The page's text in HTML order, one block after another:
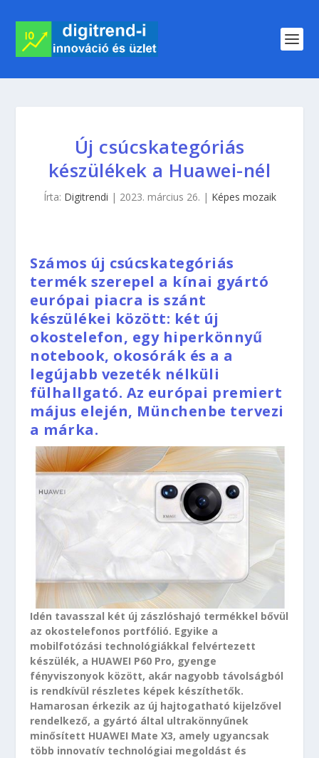
Új csúcskategóriás
készülékek a Huawei-nél
Írta: Digitrendi | 2023. március 26. | Képes mozaik
Számos új csúcskategóriás
termék szerepel a kínai gyártó
európai piacra is szánt
készülékei között: két új
okostelefon, egy hiperkönnyű
notebook, okosórák és a a
legújabb vezeték nélküli
fülhallgató. Az európai premiert
május elején, Münchenbe tervezi
a márka.
Idén tavasszal két új zászlóshajó termékkel bővül
az okostelefonos portfólió. Egyike a
mobilfotózási technológiákkal felvértezett
készülék, a HUAWEI P60 Pro, gyenge
fényviszonyok között, akár nagyobb távolságból
is rendkívül részletes képek készíthetők.
Hamarosan érkezik az új hajtogatható kijelzővel
rendelkező, a gyártó által ultrakönnyűnek
minősített HUAWEI Mate X3, amely ugyancsak
több innovatív technológiai megoldást és